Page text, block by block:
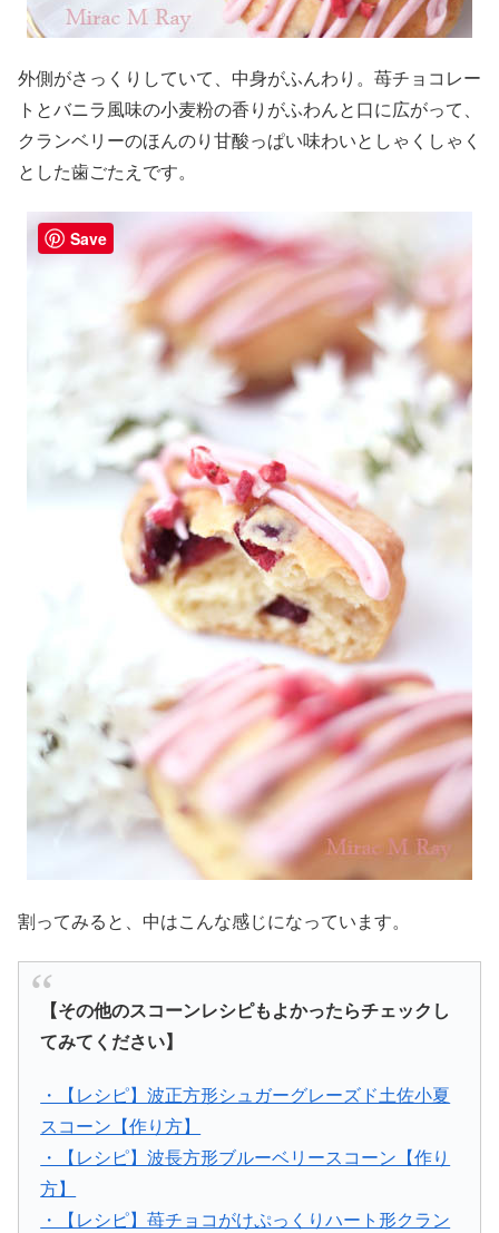
外側がさっくりしていて、中身がふんわり。苺チョコレー
トとバニラ風味の小麦粉の香りがふわんと口に広がって、
クランベリーのほんのり甘酸っぱい味わいとしゃくしゃく
とした歯ごたえです。
割ってみると、中はこんな感じになっています。
【その他のスコーンレシピもよかったらチェックし
てみてください】
・【レシピ】波正方形シュガーグレーズド土佐小夏
スコーン【作り方】
・【レシピ】波長方形ブルーベリースコーン【作り
方】
・【レシピ】苺チョコがけぷっくりハート形クラン
Save